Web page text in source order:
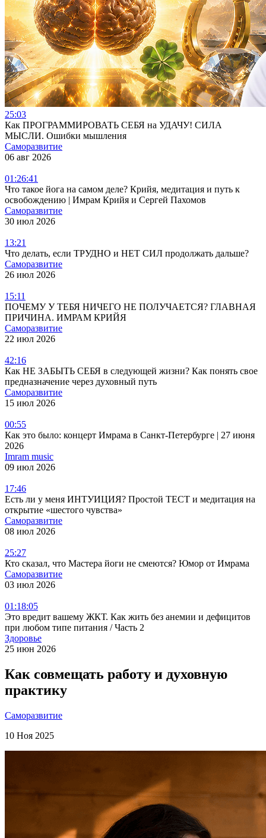
25:03
Как ПРОГРАММИРОВАТЬ СЕБЯ на УДАЧУ! СИЛА
МЫСЛИ. Ошибки мышления
Саморазвитие
06 авг 2026
01:26:41
Что такое йога на самом деле? Крийя, медитация и путь к
освобождению | Имрам Крийя и Сергей Пахомов
Саморазвитие
30 июл 2026
13:21
Что делать, если ТРУДНО и НЕТ СИЛ продолжать дальше?
Саморазвитие
26 июл 2026
15:11
ПОЧЕМУ У ТЕБЯ НИЧЕГО НЕ ПОЛУЧАЕТСЯ? ГЛАВНАЯ
ПРИЧИНА. ИМРАМ КРИЙЯ
Саморазвитие
22 июл 2026
42:16
Как НЕ ЗАБЫТЬ СЕБЯ в следующей жизни? Как понять свое
предназначение через духовный путь
Саморазвитие
15 июл 2026
00:55
Как это было: концерт Имрама в Санкт-Петербурге | 27 июня
2026
Imram music
09 июл 2026
17:46
Есть ли у меня ИНТУИЦИЯ? Простой ТЕСТ и медитация на
открытие «шестого чувства»
Саморазвитие
08 июл 2026
25:27
Кто сказал, что Мастера йоги не смеются? Юмор от Имрама
Саморазвитие
03 июл 2026
01:18:05
Это вредит вашему ЖКТ. Как жить без анемии и дефицитов
при любом типе питания / Часть 2
Здоровье
25 июн 2026
Как совмещать работу и духовную
практику
Саморазвитие
10 Ноя 2025